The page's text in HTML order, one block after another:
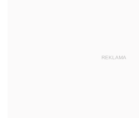
REKLAMA